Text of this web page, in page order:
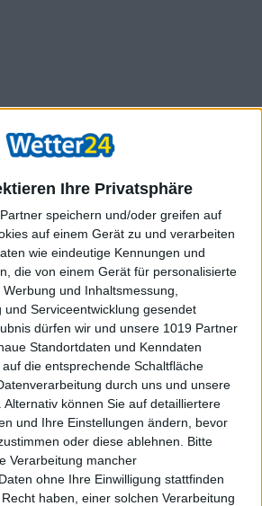
Ihre Privatsphäre
speichern und/oder greifen auf
auf einem Gerät zu und verarbeiten
wie eindeutige Kennungen und
die von einem Gerät für personalisierte
und Inhaltsmessung,
Serviceentwicklung gesendet
dürfen wir und unsere 1019 Partner
Standortdaten und Kenndaten
die entsprechende Schaltfläche
durch uns und unsere
Alternativ können Sie auf detailliertere
und Ihre Einstellungen ändern, bevor
oder diese ablehnen.
Bitte
Verarbeitung mancher
ohne Ihre Einwilligung stattfinden
haben, einer solchen Verarbeitung